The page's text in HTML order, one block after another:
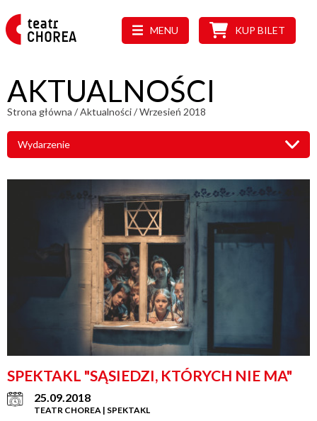
MENU KUP BILET
AKTUALNOŚCI
Strona główna /Aktualności/Wrzesień 2018
Wydarzenie
SPEKTAKL "SĄSIEDZI, KTÓRYCH NIE MA"
25.09.2018
TEATR CHOREA | SPEKTAKL